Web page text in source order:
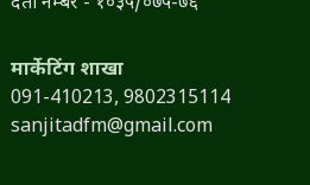
मार्केटिंग शाखा
091-410213, 9802315114
sanjitadfm@gmail.com